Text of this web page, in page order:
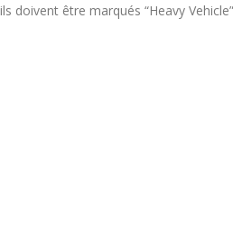
doivent être marqués “Heavy Vehicle”